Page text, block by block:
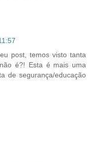
post, temos visto tanta
é?! Esta é mais uma
de segurança/educação